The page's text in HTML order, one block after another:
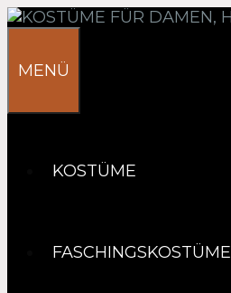
Springe
MENÜ
KOSTÜME
FASCHINGSKOSTÜME